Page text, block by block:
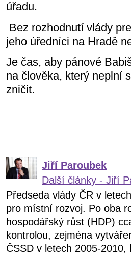
úřadu.
Bez rozhodnutí vlády
jeho úředníci na Hradě
Je čas, aby pánové
na člověka, který neplní
zničit.
Jiří Paroubek
Další články - Jiří
Předseda vlády ČR v
pro místní rozvoj. Po oba
hospodářský růst (HDP)
kontrolou, zejména
ČSSD v letech 2005-